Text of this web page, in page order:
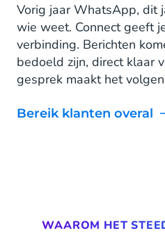
Vorig jaar WhatsApp, dit
wie weet. Connect geeft
verbinding. Berichten
bedoeld zijn, direct klaar
gesprek maakt het
Bereik klanten overal
WAAROM HET